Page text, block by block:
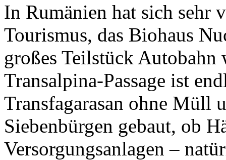
In Rumänien hat sich sehr
Tourismus, das Biohaus
großes Teilstück
Transalpina-Passage ist
Transfagarasan ohne Müll
Siebenbürgen gebaut, ob
Versorgungsanlagen –